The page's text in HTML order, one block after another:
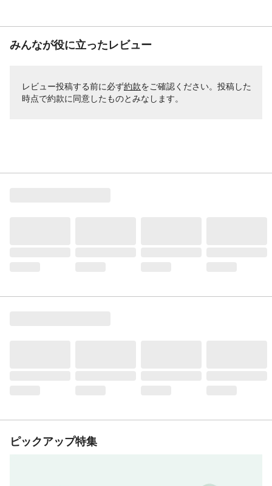
みんなが役に立ったレビュー
レビュー投稿する前に必ず約款をご確認ください。投稿した
時点で約款に同意したものとみなします。
ピックアップ特集